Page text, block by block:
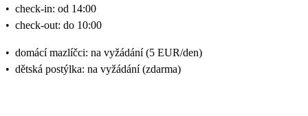
• check-in: od 14:00
• check-out: do 10:00
• domácí mazlíčci: na vyžádání (5 EUR/den)
• dětská postýlka: na vyžádání (zdarma)